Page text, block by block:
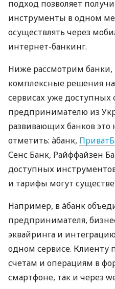
подход позволяет
инструменты в одном
осуществлять через
интернет-банкинг.
Ниже рассмотрим банки,
комплексные решения на
сервисах уже
предпринимателю из
развивающих банков это
отметить: àбанк,
Сенс Банк, Райффайзен
доступных
и тарифы могут
Например, в àбанк
предпринимателя,
эквайринга и
одном сервисе. Клиенту
счетам и операциям в
смартфоне, так и через